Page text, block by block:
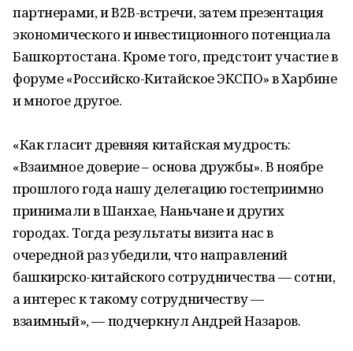
партнерами, и В2В-встречи, затем презентация
экономического и инвестиционного потенциала
Башкортостана. Кроме того, предстоит участие в
форуме «Российско-Китайское ЭКСПО» в Харбине
и многое другое.
«Как гласит древняя китайская мудрость:
«Взаимное доверие – основа дружбы». В ноябре
прошлого года нашу делегацию гостеприимно
принимали в Шанхае, Наньчане и других
городах. Тогда результаты визита нас в
очередной раз убедили, что направлений
башкирско-китайского сотрудничества — сотни,
а интерес к такому сотрудничеству —
взаимный», — подчеркнул Андрей Назаров.